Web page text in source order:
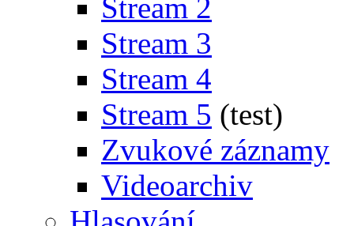
Stream 2
Stream 3
Stream 4
Stream 5 (test)
Zvukové záznamy
Videoarchiv